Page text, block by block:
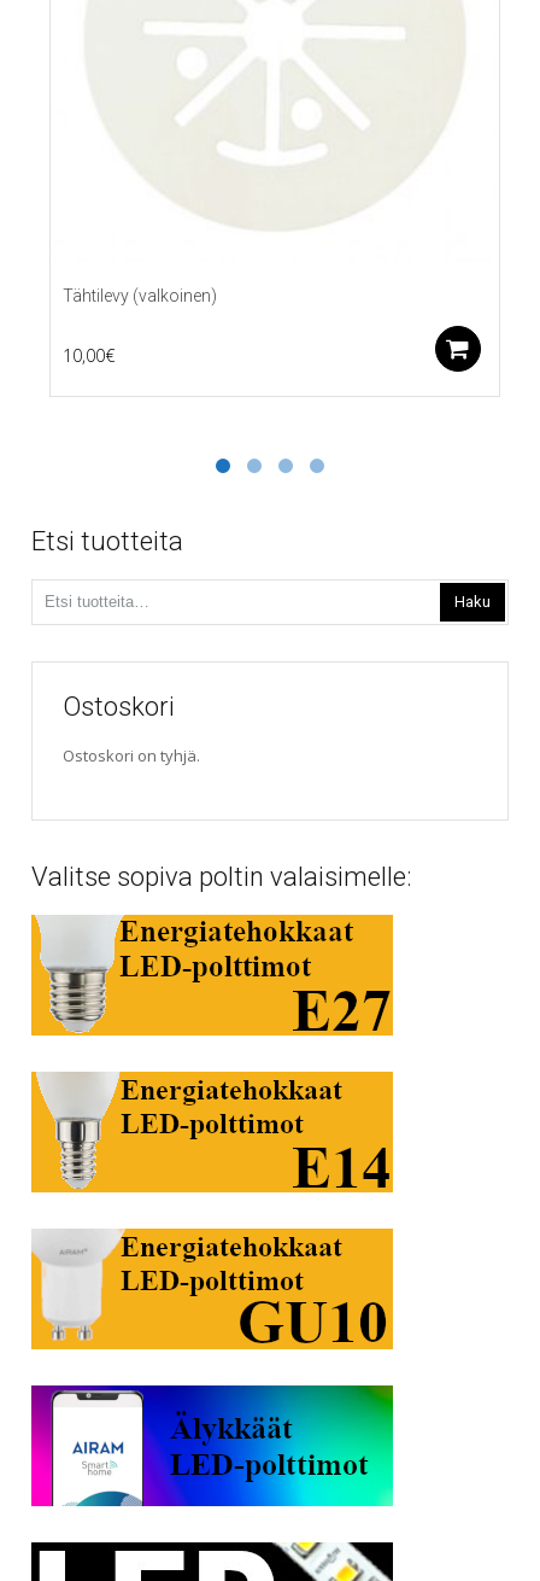
Tähtilevy (valkoinen)
10,00€
Etsi tuotteita
Haku
Ostoskori
Ostoskori on tyhjä.
Valitse sopiva poltin valaisimelle: